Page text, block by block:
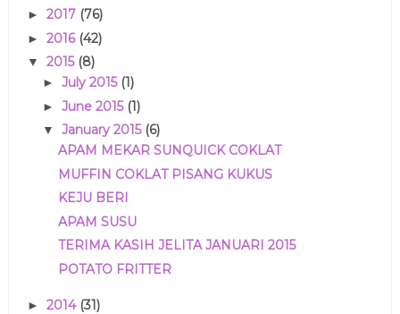
► 2017 (76)
► 2016 (42)
▼ 2015 (8)
► July 2015 (1)
► June 2015 (1)
▼ January 2015 (6)
APAM MEKAR SUNQUICK COKLAT
MUFFIN COKLAT PISANG KUKUS
KEJU BERI
APAM SUSU
TERIMA KASIH JELITA JANUARI 2015
POTATO FRITTER
► 2014 (31)